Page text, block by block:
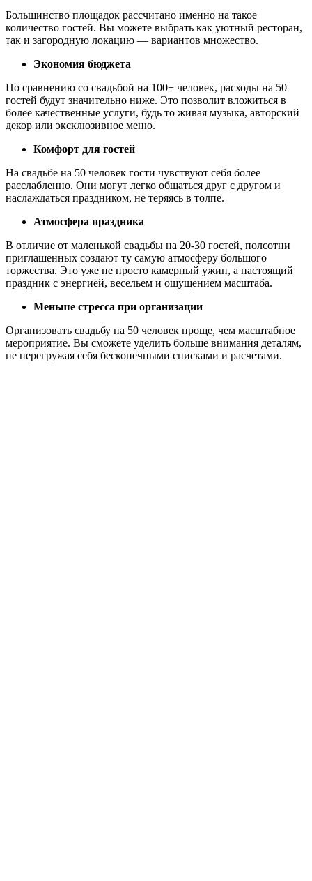
Большинство площадок рассчитано именно на такое
количество гостей. Вы можете выбрать как уютный ресторан,
так и загородную локацию — вариантов множество.
Экономия бюджета
По сравнению со свадьбой на 100+ человек, расходы на 50
гостей будут значительно ниже. Это позволит вложиться в
более качественные услуги, будь то живая музыка, авторский
декор или эксклюзивное меню.
Комфорт для гостей
На свадьбе на 50 человек гости чувствуют себя более
расслабленно. Они могут легко общаться друг с другом и
наслаждаться праздником, не теряясь в толпе.
Атмосфера праздника
В отличие от маленькой свадьбы на 20-30 гостей, полсотни
приглашенных создают ту самую атмосферу большого
торжества. Это уже не просто камерный ужин, а настоящий
праздник с энергией, весельем и ощущением масштаба.
Меньше стресса при организации
Организовать свадьбу на 50 человек проще, чем масштабное
мероприятие. Вы сможете уделить больше внимания деталям,
не перегружая себя бесконечными списками и расчетами.